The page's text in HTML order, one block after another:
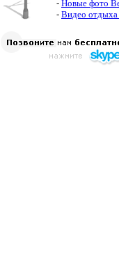
- Новые фото
- Видео отдыха